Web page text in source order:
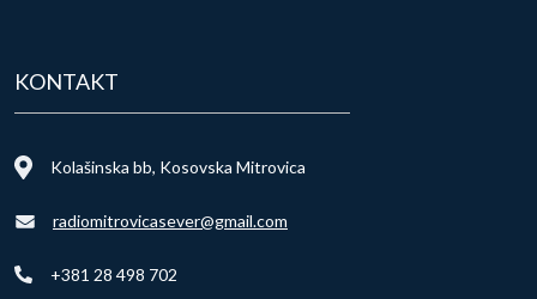
KONTAKT
Kolašinska bb, Kosovska Mitrovica
radiomitrovicasever@gmail.com
+381 28 498 702